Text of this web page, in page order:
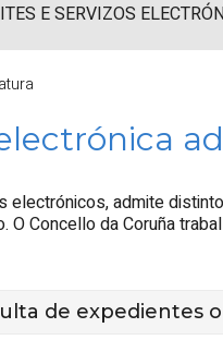
E SERVIZOS
admite
Concello da Coruña
de expedientes